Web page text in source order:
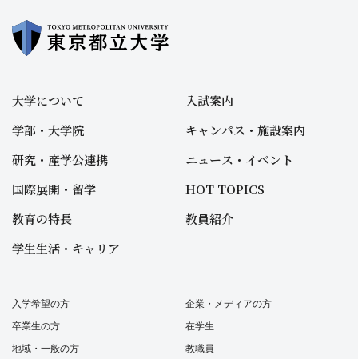
大学について
学部・大学院
研究・産学公連携
国際展開・留学
教育の特長
学生生活・キャリア
入試案内
キャンパス・施設案内
ニュース・イベント
HOT TOPICS
教員紹介
入学希望の方
卒業生の方
地域・一般の方
企業・メディアの方
在学生
教職員